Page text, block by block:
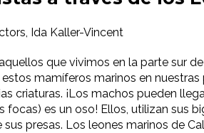
Ida Kaller-Vincent
que vivimos en la parte sur
mamíferos marinos en nuestras
criaturas. ¡Los machos pueden
es un oso! Ellos, utilizan sus
presas. Los leones marinos de